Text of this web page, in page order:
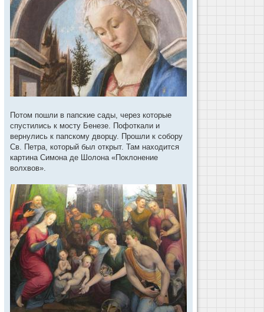
Потом пошли в папские сады, через которые
спустились к мосту Бенезе. Пофоткали и
вернулись к папскому дворцу. Прошли к собору
Св. Петра, который был открыт. Там находится
картина Симона де Шолона «Поклонение
волхвов».